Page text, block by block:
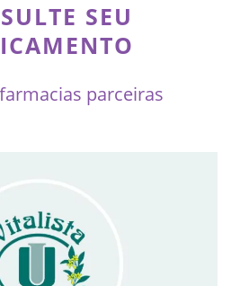
SEU
parceiras